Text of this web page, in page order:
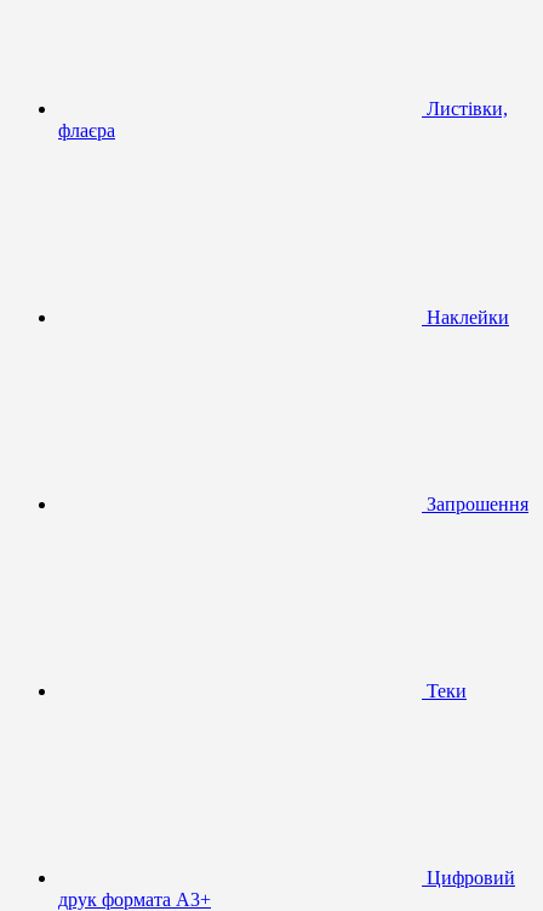
Листівки,
флаєра
Наклейки
Запрошення
Теки
Цифровий
друк формата А3+